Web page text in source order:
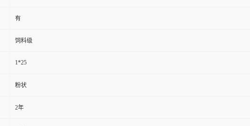
有
饲料级
1*25
粉状
2年